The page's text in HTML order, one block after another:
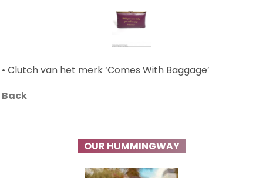
• Clutch van het merk ‘Comes With Baggage’
Back
OUR HUMMINGWAY